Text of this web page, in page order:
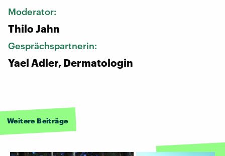
Moderator:
Thilo Jahn
Gesprächspartnerin:
Yael Adler, Dermatologin
Weitere Beiträge